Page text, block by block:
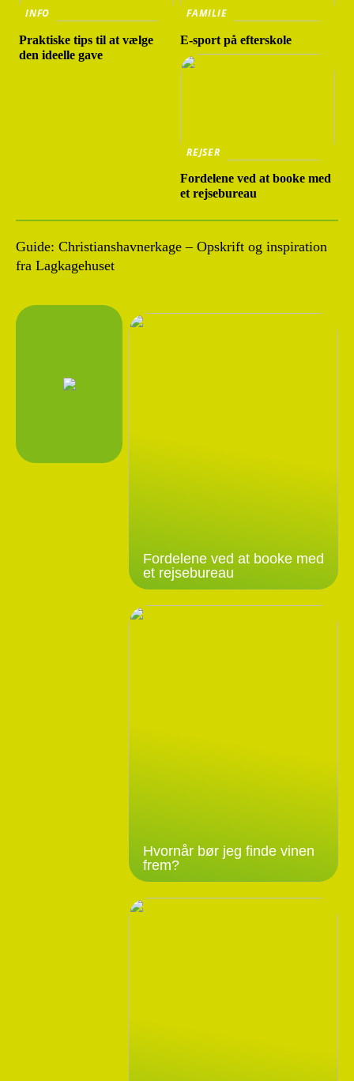
INFO
Praktiske tips til at vælge
den ideelle gave
FAMILIE
E-sport på efterskole
REJSER
Fordelene ved at booke med
et rejsebureau
Guide: Christianshavnerkage – Opskrift og inspiration
fra Lagkagehuset
Fordelene ved at booke med
et rejsebureau
Hvornår bør jeg finde vinen
frem?